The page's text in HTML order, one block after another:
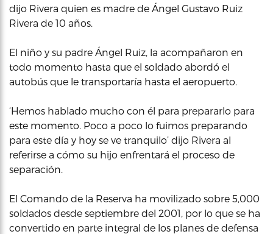
dijo Rivera quien es madre de Ángel Gustavo Ruiz
Rivera de 10 años.
El niño y su padre Ángel Ruiz, la acompañaron en
todo momento hasta que el soldado abordó el
autobús que le transportaría hasta el aeropuerto.
‘Hemos hablado mucho con él para prepararlo para
este momento. Poco a poco lo fuimos preparando
para este día y hoy se ve tranquilo’ dijo Rivera al
referirse a cómo su hijo enfrentará el proceso de
separación.
El Comando de la Reserva ha movilizado sobre 5,000
soldados desde septiembre del 2001, por lo que se ha
convertido en parte integral de los planes de defensa